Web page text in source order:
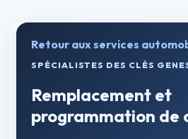
Retour aux services
SPÉCIALISTES DES CLÉS
Remplacement et
programmation de